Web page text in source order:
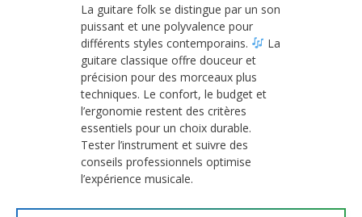
La guitare folk se distingue par un son
puissant et une polyvalence pour
différents styles contemporains.
La
guitare classique offre douceur et
précision pour des morceaux plus
techniques. Le confort, le budget et
l’ergonomie restent des critères
essentiels pour un choix durable.
Tester l’instrument et suivre des
conseils professionnels optimise
l’expérience musicale.